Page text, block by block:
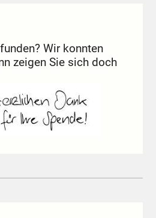
Wir konnten
zeigen Sie sich doch